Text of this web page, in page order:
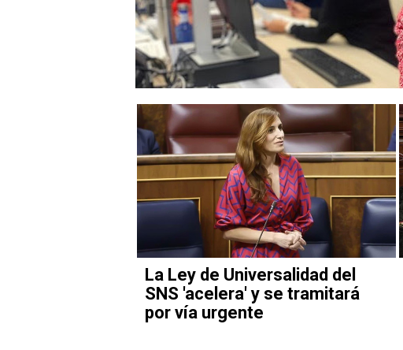
La Ley de Universalidad del
SNS 'acelera' y se tramitará
por vía urgente